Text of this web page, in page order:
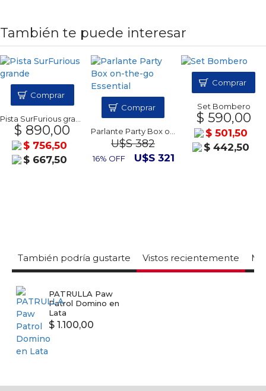
También te puede interesar
Pista SurFurious grande
$ 890,00
$ 756,50
$ 667,50
Comprar
Parlante Party Box on-the-go Essential
U$S 382
16% OFF U$S 321
Comprar Set Bombero
$ 590,00
$ 501,50
$ 442,50
Comprar
También podría gustarte Vistos recientemente
PATRULLA Paw
Patrol Domino en
Lata
$ 1.100,00